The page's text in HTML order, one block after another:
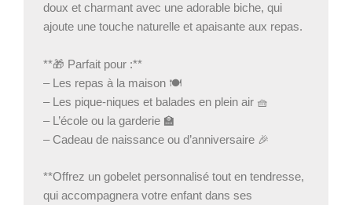
doux et charmant avec une adorable biche, qui
ajoute une touche naturelle et apaisante aux repas.
**🎁 Parfait pour :**
– Les repas à la maison 🍽️
– Les pique-niques et balades en plein air 🧺
– L’école ou la garderie 🏫
– Cadeau de naissance ou d’anniversaire 🎉
**Offrez un gobelet personnalisé tout en tendresse,
qui accompagnera votre enfant dans ses